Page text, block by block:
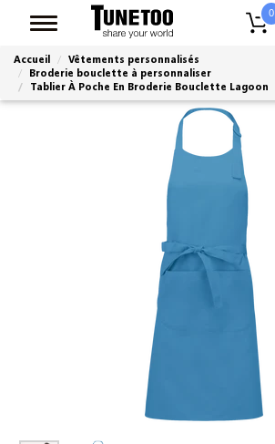
0
Accueil
Vêtements personnalisés
Broderie bouclette à personnaliser
Tablier À Poche En Broderie Bouclette Lagoon